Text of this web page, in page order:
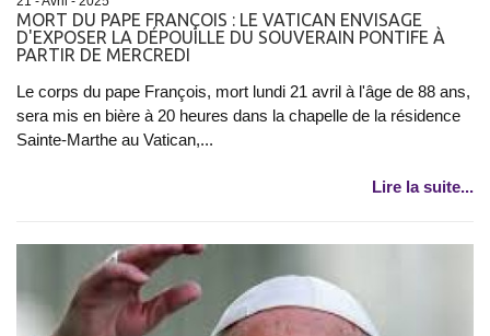
MORT DU PAPE FRANÇOIS : LE VATICAN ENVISAGE
D'EXPOSER LA DÉPOUILLE DU SOUVERAIN PONTIFE À
PARTIR DE MERCREDI
Le corps du pape François, mort lundi 21 avril à l'âge de 88 ans,
sera mis en bière à 20 heures dans la chapelle de la résidence
Sainte-Marthe au Vatican,...
Lire la suite...